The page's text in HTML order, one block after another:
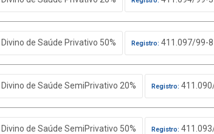
Divino de Saúde Privativo 50% Registro: 411.097/99-8
Divino de Saúde SemiPrivativo 20% Registro:
Divino de Saúde SemiPrivativo 50% Registro: